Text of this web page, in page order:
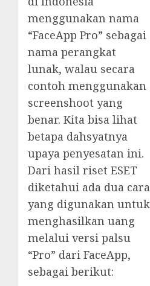
menggunakan nama
“FaceApp Pro” sebagai
nama perangkat
lunak, walau secara
contoh menggunakan
screenshoot yang
benar. Kita bisa lihat
betapa dahsyatnya
upaya penyesatan ini.
Dari hasil riset ESET
diketahui ada dua cara
yang digunakan untuk
menghasilkan uang
melalui versi palsu
“Pro” dari FaceApp,
sebagai berikut: